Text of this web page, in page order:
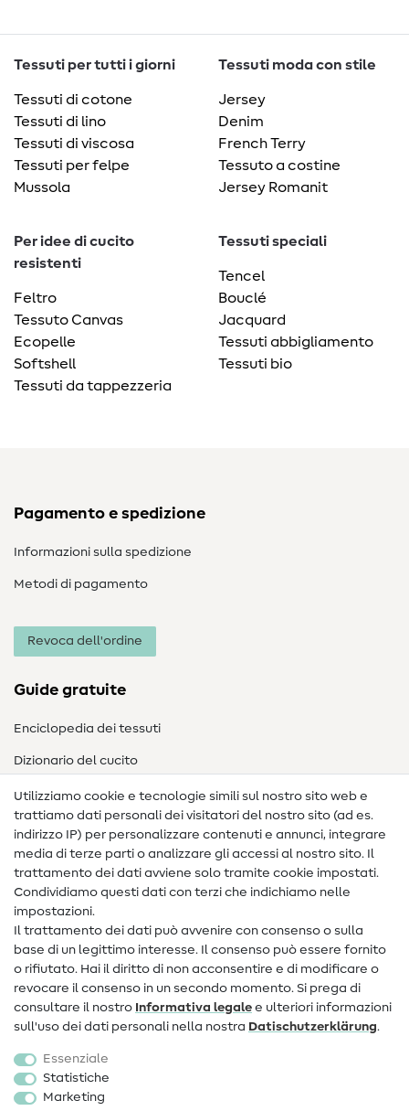
Tessuti per tutti i giorni
Tessuti di cotone
Tessuti di lino
Tessuti di viscosa
Tessuti per felpe
Mussola
Tessuti moda con stile
Jersey
Denim
French Terry
Tessuto a costine
Jersey Romanit
Per idee di cucito
resistenti
Feltro
Tessuto Canvas
Ecopelle
Softshell
Tessuti da tappezzeria
Tessuti speciali
Tencel
Bouclé
Jacquard
Tessuti abbigliamento
Tessuti bio
Pagamento e spedizione
Informazioni sulla spedizione
Metodi di pagamento
Revoca dell'ordine
Guide gratuite
Enciclopedia dei tessuti
Dizionario del cucito
Nähanleitungen
Assistenza e contatto
Contatto
Informazioni sul nuovo proprietario
FAQ
Diritto di recesso
Popolare
Accessori cucito
Sale
Utilizziamo cookie e tecnologie simili sul nostro sito web e
trattiamo dati personali dei visitatori del nostro sito (ad es.
indirizzo IP) per personalizzare contenuti e annunci, integrare
media di terze parti o analizzare gli accessi al nostro sito. Il
trattamento dei dati avviene solo tramite cookie impostati.
Condividiamo questi dati con terzi che indichiamo nelle
impostazioni.
Il trattamento dei dati può avvenire con consenso o sulla
base di un legittimo interesse. Il consenso può essere fornito
o rifiutato. Hai il diritto di non acconsentire e di modificare o
revocare il consenso in un secondo momento. Si prega di
consultare il nostro Informativa legale e ulteriori informazioni
sull'uso dei dati personali nella nostra Dati­schutz­erklärung.
Essenziale
Statistiche
Marketing